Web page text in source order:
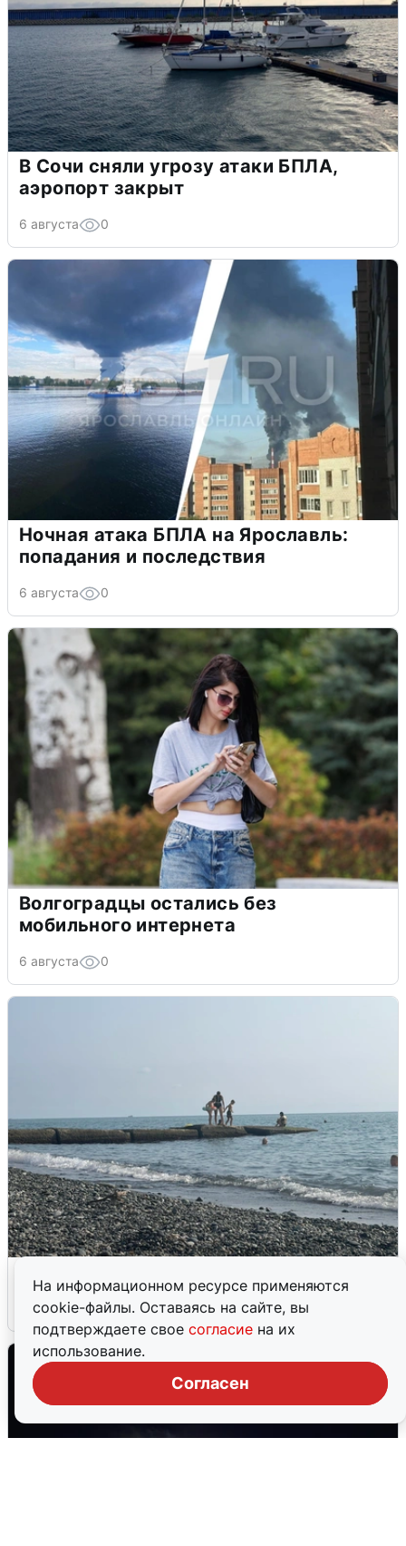
На информационном ресурсе применяются
cookie-файлы. Оставаясь на сайте, вы
подтверждаете свое согласие на их
использование.
Согласен
В Сочи сняли угрозу атаки БПЛА,
аэропорт закрыт
6 августа 0
Ночная атака БПЛА на Ярославль:
попадания и последствия
6 августа 0
Волгоградцы остались без
мобильного интернета
6 августа 0
6 августа 0